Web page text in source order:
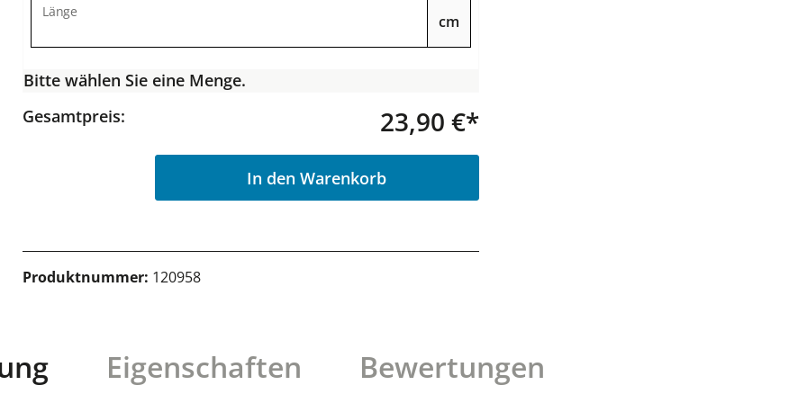
Länge
cm
Bitte wählen Sie eine Menge.
Gesamtpreis:
23,90 €*
In den Warenkorb
Produktnummer: 120958
Eigenschaften Bewertungen